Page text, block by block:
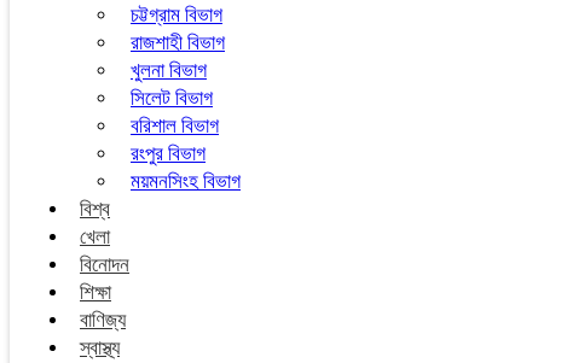
চট্টগ্রাম বিভাগ
রাজশাহী বিভাগ
খুলনা বিভাগ
সিলেট বিভাগ
বরিশাল বিভাগ
রংপুর বিভাগ
ময়মনসিংহ বিভাগ
বিশ্ব
খেলা
বিনোদন
শিক্ষা
বাণিজ্য
স্বাস্থ্য